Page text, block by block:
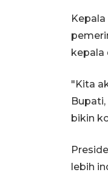
kepala
"Kita
bikin
lebih